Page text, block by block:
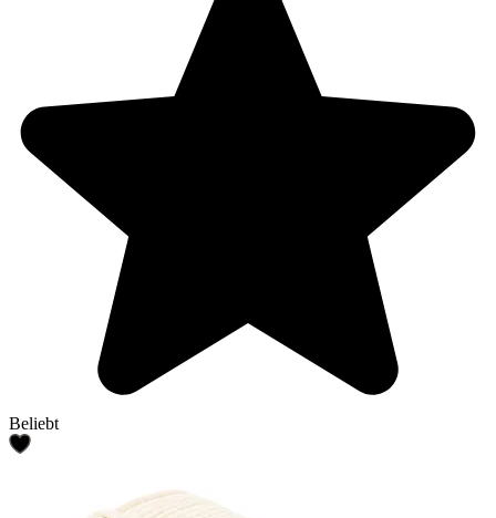
Beliebt